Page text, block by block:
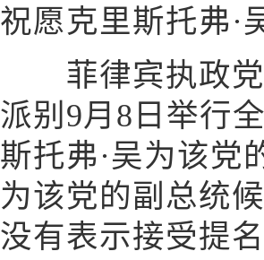
祝愿克里斯托弗·
菲律宾执政党
派别9月8日举行
斯托弗·吴为该党
为该党的副总统
没有表示接受提名